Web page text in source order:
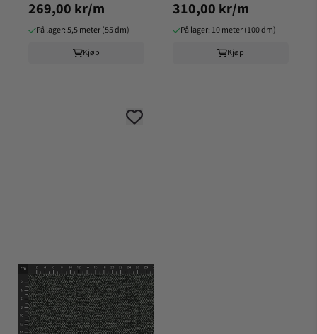
269,00 kr/m
På lager: 5,5 meter (55 dm)
Kjøp
310,00 kr/m
På lager: 10 meter (100 dm)
Kjøp